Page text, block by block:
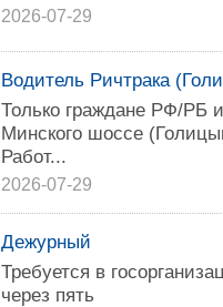
2026-07-29
Водитель Ричтрака
Только граждане РФ/РБ
Минского шоссе
Работ...
2026-07-29
Дежурный
Требуется в
через пять